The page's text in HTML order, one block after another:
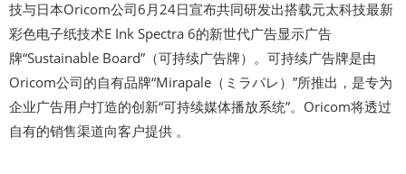
技与日本Oricom公司6月24日宣布共同研发出搭载元太科技最新
彩色电子纸技术E Ink Spectra 6的新世代广告显示广告
牌“Sustainable Board”（可持续广告牌）。可持续广告牌是由
Oricom公司的自有品牌“Mirapale（ミラパレ）”所推出，是专为
企业广告用户打造的创新“可持续媒体播放系统”。Oricom将透过
自有的销售渠道向客户提供 。